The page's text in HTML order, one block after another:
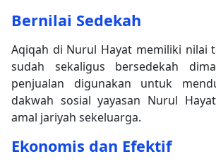
Bernilai Sedekah
Aqiqah di Nurul Hayat memiliki nilai
sudah sekaligus bersedekah
penjualan digunakan untuk
dakwah sosial yayasan Nurul
amal jariyah sekeluarga.
Ekonomis dan Efektif